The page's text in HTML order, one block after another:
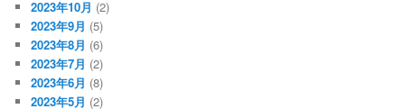
2023年10月 (2)
2023年9月 (5)
2023年8月 (6)
2023年7月 (2)
2023年6月 (8)
2023年5月 (2)